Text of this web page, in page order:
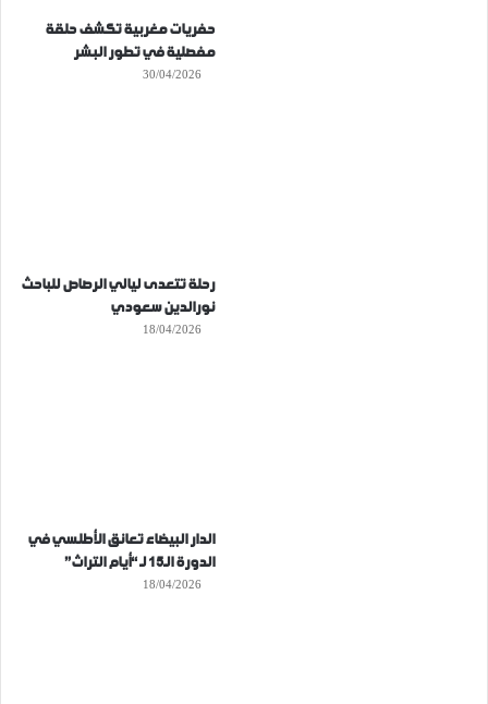
حفريات مغربية تكشف حلقة
مفصلية في تطور البشر
30/04/2026
رحلة تتعدى ليالي الرصاص للباحث
نورالدين سعودي
18/04/2026
الدار البيضاء تعانق الأطلسي في
الدورة الـ15 لـ “أيام التراث”
18/04/2026